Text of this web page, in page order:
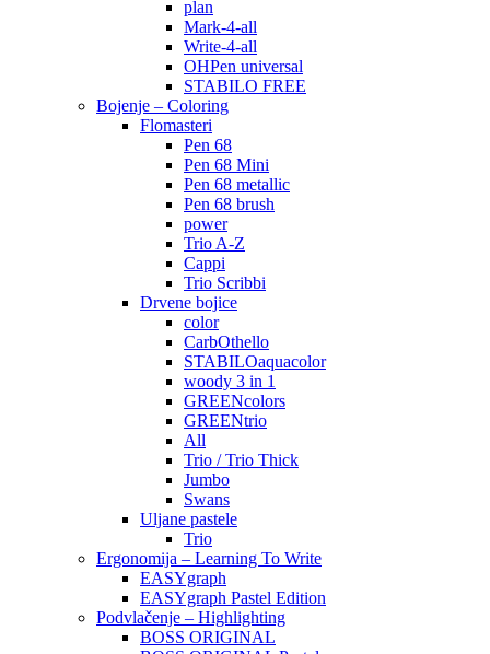
plan
Mark-4-all
Write-4-all
OHPen universal
STABILO FREE
Bojenje – Coloring
Flomasteri
Pen 68
Pen 68 Mini
Pen 68 metallic
Pen 68 brush
power
Trio A-Z
Cappi
Trio Scribbi
Drvene bojice
color
CarbOthello
STABILOaquacolor
woody 3 in 1
GREENcolors
GREENtrio
All
Trio / Trio Thick
Jumbo
Swans
Uljane pastele
Trio
Ergonomija – Learning To Write
EASYgraph
EASYgraph Pastel Edition
Podvlačenje – Highlighting
BOSS ORIGINAL